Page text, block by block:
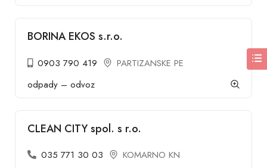
BORINA EKOS s.r.o.
0903 790 419
PARTIZANSKE PE
odpady – odvoz
CLEAN CITY spol. s r.o.
035 771 30 03
KOMARNO KN